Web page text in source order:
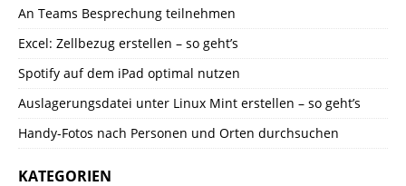
An Teams Besprechung teilnehmen
Excel: Zellbezug erstellen – so geht’s
Spotify auf dem iPad optimal nutzen
Auslagerungsdatei unter Linux Mint erstellen – so geht’s
Handy-Fotos nach Personen und Orten durchsuchen
KATEGORIEN